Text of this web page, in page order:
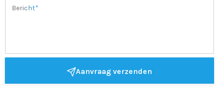
Aanvraag verzenden